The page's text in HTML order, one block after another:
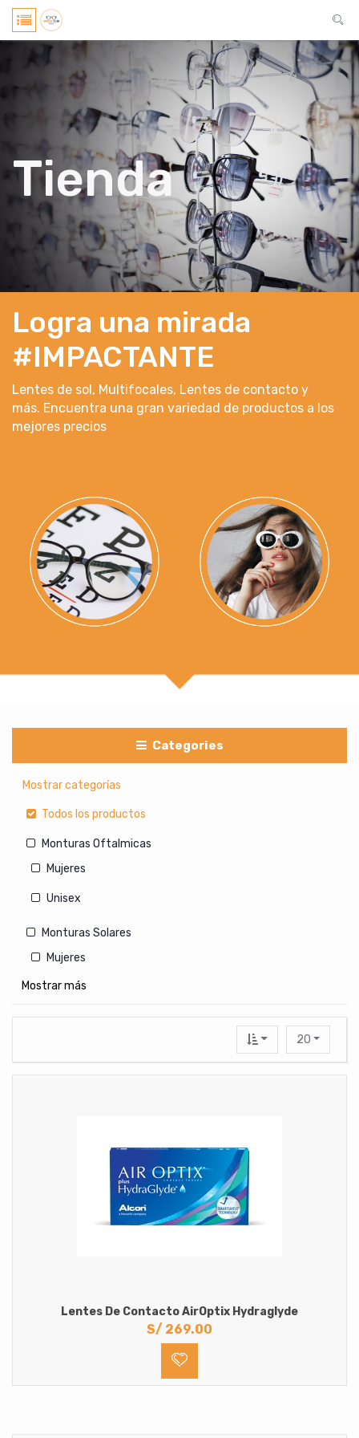
Tienda
Logra una mirada
#IMPACTANTE
Lentes de sol, Multifocales, Lentes de contacto y
más. Encuentra una gran variedad de productos a los
mejores precios
Categories
Mostrar categorías
Todos los productos
Monturas Oftalmicas
Mujeres
Unisex
Monturas Solares
Mujeres
Hombres
Unisex
Con medida
Hipermetropia
Mostrar más
20
Lentes De Contacto AirOptix Hydraglyde
S/ 269.00